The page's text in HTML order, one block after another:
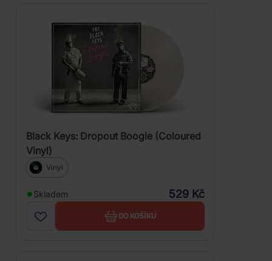
Black Keys: Dropout Boogie (Coloured
Vinyl)
Vinyl
Skladem 529 Kč
DO KOŠÍKU